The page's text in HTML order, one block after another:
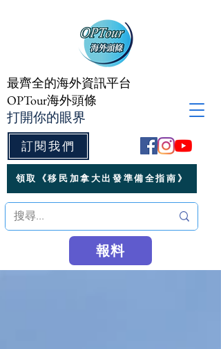
訂閱我們
最齊全的海外資訊平台
OPTour海外頭條
打開你的眼界
領取《移民加拿大出發準備全指南》
報料